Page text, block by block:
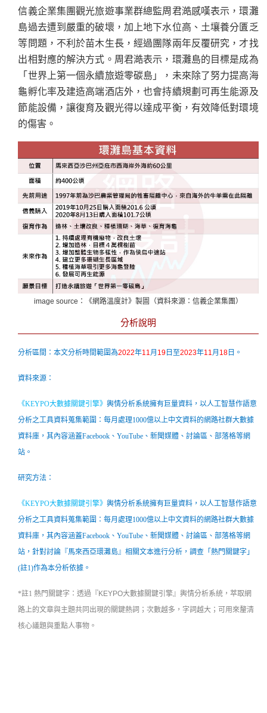
信義企業集團觀光旅遊事業群總監周君澔感嘆表示，環灘
島過去遭到嚴重的破壞，加上地下水位高、土壤養分匱乏
等問題，不利於苗木生長，經過團隊兩年反覆研究，才找
出相對應的解決方式。周君澔表示，環灘島的目標是成為
「世界上第一個永續旅遊零碳島」，未來除了努力提高海
龜孵化率及建造高端酒店外，也會持續規劃可再生能源及
節能設備，讓復育及觀光得以達成平衡，有效降低對環境
的傷害。
image source：《網路溫度計》製圖（資料來源：信義企業集團）
分析說明
分析區間：本文分析時間範圍為2022年11月 19 日至2023年11月 18 日。
資料來源：
《KEYPO大數據關鍵引擎》輿情分析系統擁有巨量資料，以人工智慧作語意
分析之工具資料蒐集範圍：每月處理1000億以上中文資料的網路社群大數據
資料庫，其內容涵蓋Facebook、YouTube、新聞媒體、討論區、部落格等網
站。
研究方法：
《KEYPO大數據關鍵引擎》輿情分析系統擁有巨量資料，以人工智慧作語意
分析之工具資料蒐集範圍：每月處理1000億以上中文資料的網路社群大數據
資料庫，其內容涵蓋Facebook、YouTube、新聞媒體、討論區、部落格等網
站，針對討論『馬來西亞環灘島』相關文本進行分析，調查「熱門關鍵字」
(註1)作為本分析依據。
*註1 熱門關鍵字：透過『KEYPO大數據關鍵引擎』輿情分析系統 ，萃取網
路上的文章與主題共同出現的關鍵熱詞；次數越多，字詞越大；可用來釐清
核心議題與重點人事物。